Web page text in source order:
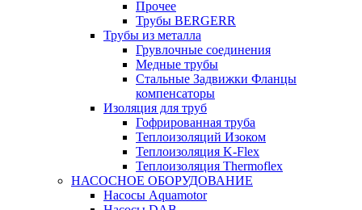
Прочее
Трубы BERGERR
Трубы из металла
Грувлочные соединения
Медные трубы
Стальные Задвижки Фланцы
компенсаторы
Изоляция для труб
Гофрированная труба
Теплоизоляций Изоком
Теплоизоляция K-Flex
Теплоизоляция Thermoflex
НАСОСНОЕ ОБОРУДОВАНИЕ
Насосы Aquamotor